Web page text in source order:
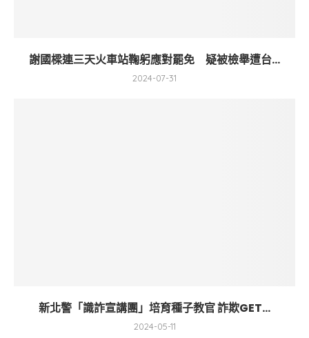
謝國樑連三天火車站鞠躬應對罷免 疑被檢舉遭台...
2024-07-31
新北警「識詐宣講團」培育種子教官 詐欺GET...
2024-05-11